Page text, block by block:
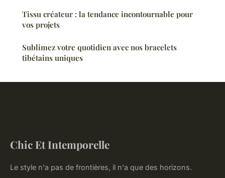
Tissu créateur : la tendance incontournable pour
vos projets
Sublimez votre quotidien avec nos bracelets
tibétains uniques
Chic Et Intemporelle
Le style n'a pas de frontières, il n'a que des horizons.